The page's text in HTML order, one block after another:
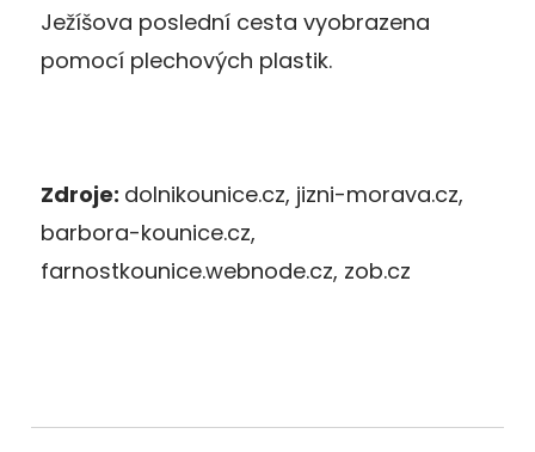
Ježíšova poslední cesta vyobrazena
pomocí plechových plastik.
Zdroje: dolnikounice.cz, jizni-morava.cz,
barbora-kounice.cz,
farnostkounice.webnode.cz, zob.cz